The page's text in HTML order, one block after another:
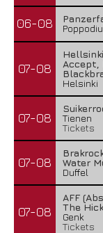
06-08
07-08
Accept,
Helsinki
07-08
Tienen
Tickets
07-08
Water
Duffel
07-08
AFF
The
Genk
Tickets